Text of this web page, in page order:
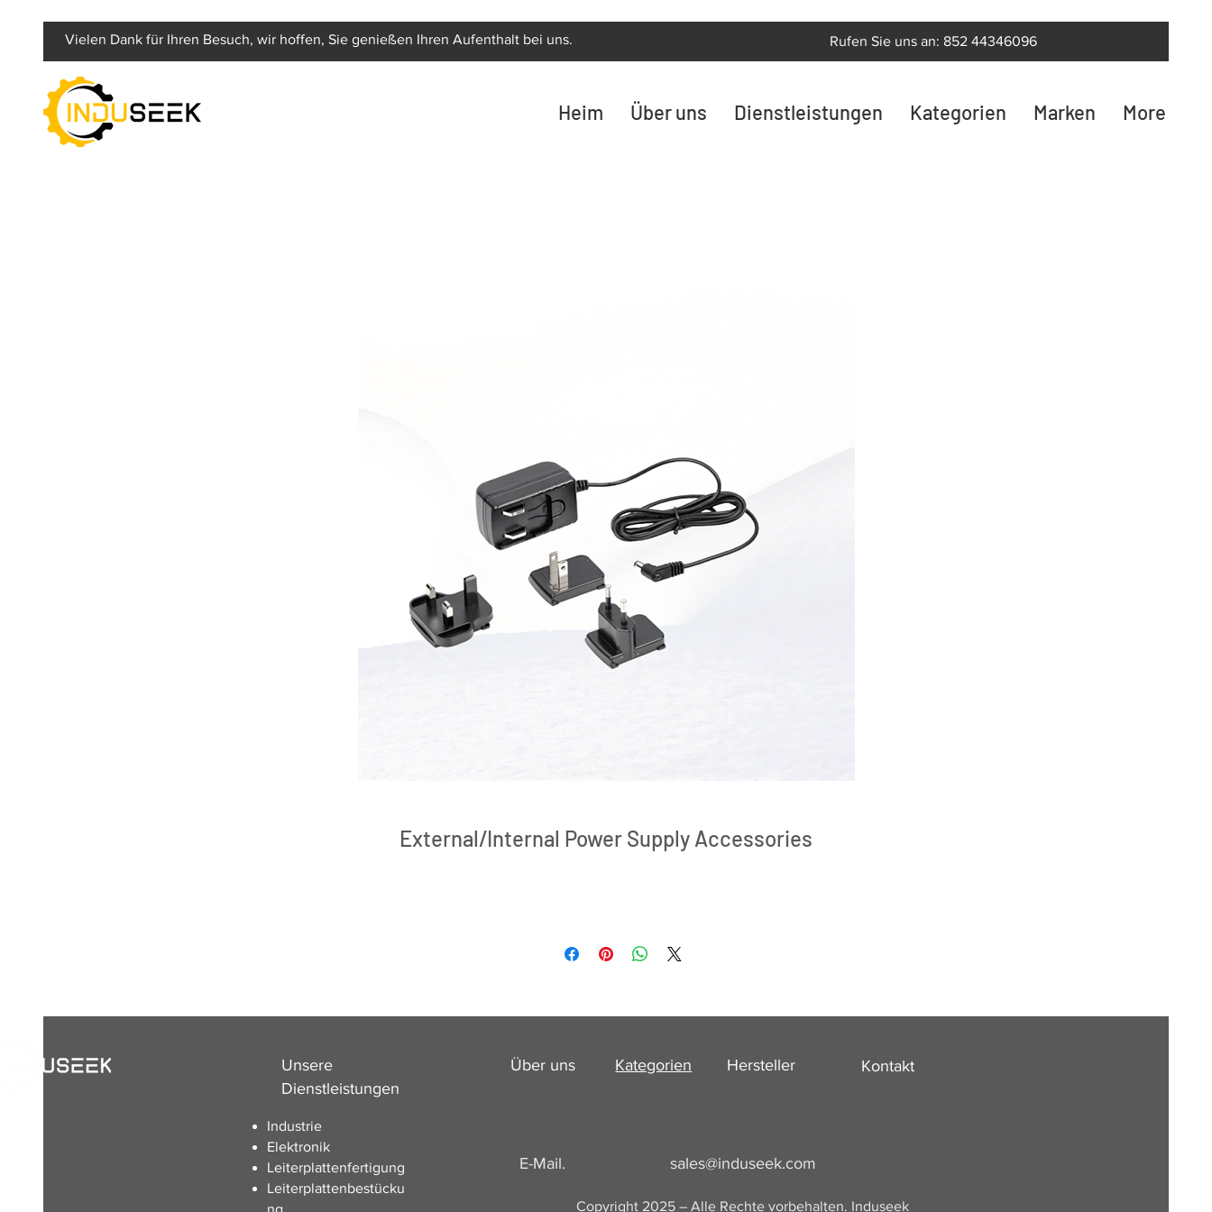
Vielen Dank für Ihren Besuch, wir hoffen, Sie genießen Ihren Aufenthalt bei uns. Rufen Sie uns an: 852 44346096
Heim Über uns Dienstleistungen Kategorien Marken More
External/Internal Power Supply Accessories
Unsere
Dienstleistungen
Industrie
Elektronik
Leiterplattenfertigung
Leiterplattenbestücku
ng
Über uns Kategorien Hersteller Kontakt
E-Mail. sales@induseek.com
Copyright 2025 – Alle Rechte vorbehalten. Induseek